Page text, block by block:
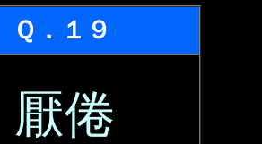
Ｑ．１９
厭倦